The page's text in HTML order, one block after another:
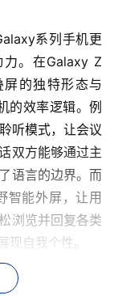
系列手机更
。在Galaxy Z
的独特形态与
的效率逻辑。例
听模式，让会议
双方能够通过主
语言的边界。而
智能外屏，让用
浏览并回复各类
自我个性。